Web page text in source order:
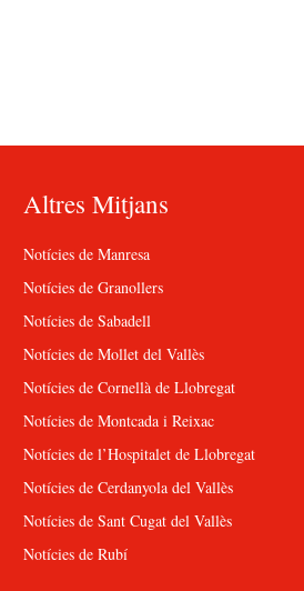
Altres Mitjans
Notícies de Manresa
Notícies de Granollers
Notícies de Sabadell
Notícies de Mollet del Vallès
Notícies de Cornellà de Llobregat
Notícies de Montcada i Reixac
Notícies de l’Hospitalet de Llobregat
Notícies de Cerdanyola del Vallès
Notícies de Sant Cugat del Vallès
Notícies de Rubí